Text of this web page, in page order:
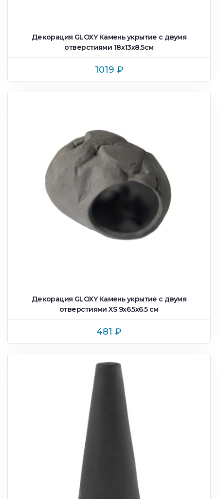
Декорация GLOXY Камень укрытие с двумя
отверстиями 18х13х8.5см
1019 ₽
Декорация GLOXY Камень укрытие с двумя
отверстиями XS 9х6.5х6.5 см
481 ₽